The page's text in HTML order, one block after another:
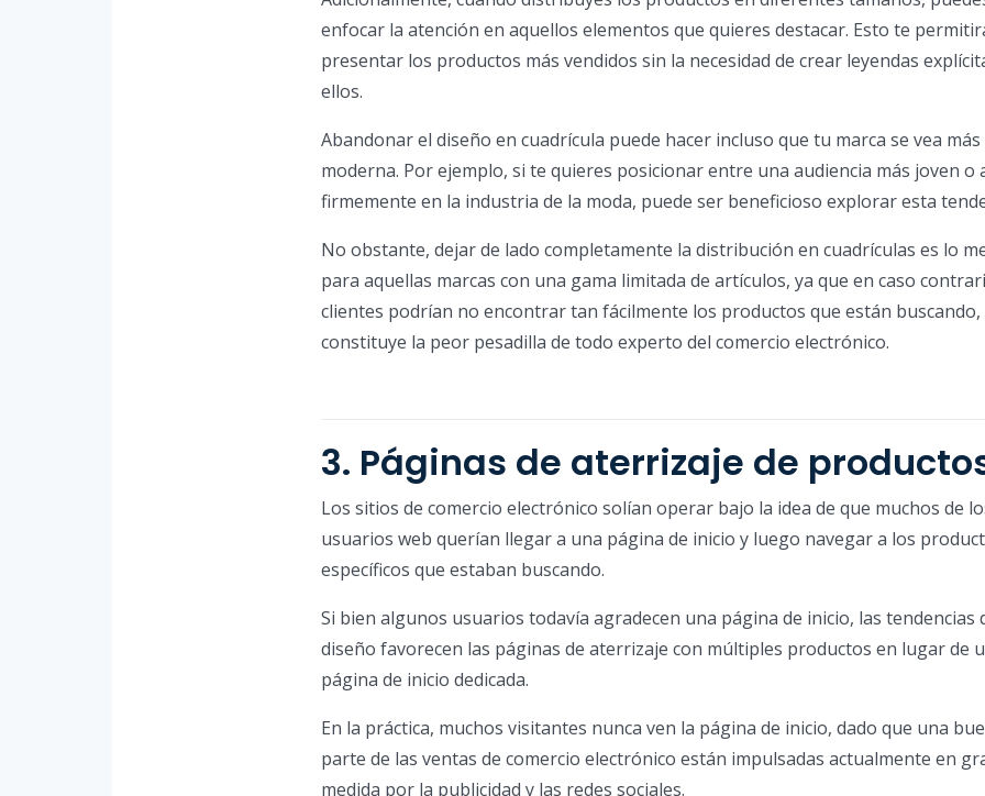
enfocar la atención en aquellos elementos que quieres destacar. Esto te
presentar los productos más vendidos sin la necesidad de crear leyendas
ellos.
Abandonar el diseño en cuadrícula puede hacer incluso que tu marca se vea más
moderna. Por ejemplo, si te quieres posicionar entre una audiencia más joven o
firmemente en la industria de la moda, puede ser beneficioso explorar esta
No obstante, dejar de lado completamente la distribución en cuadrículas es lo
para aquellas marcas con una gama limitada de artículos, ya que en caso
clientes podrían no encontrar tan fácilmente los productos que están buscando,
constituye la peor pesadilla de todo experto del comercio electrónico.
3. Páginas de aterrizaje de
Los sitios de comercio electrónico solían operar bajo la idea de que muchos de
usuarios web querían llegar a una página de inicio y luego navegar a los
específicos que estaban buscando.
Si bien algunos usuarios todavía agradecen una página de inicio, las tendencias
diseño favorecen las páginas de aterrizaje con múltiples productos en lugar de
página de inicio dedicada.
En la práctica, muchos visitantes nunca ven la página de inicio, dado que una
parte de las ventas de comercio electrónico están impulsadas actualmente en
medida por la publicidad y las redes sociales.